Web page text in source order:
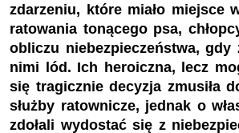
zdarzeniu, które miało miejsce
ratowania tonącego psa,
obliczu niebezpieczeństwa, gdy
nimi lód. Ich heroiczna, lecz
się tragicznie decyzja zmusiła
służby ratownicze, jednak o
zdołali wydostać się z